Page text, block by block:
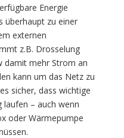
Energie
überhaupt zu einer
externen
z.B. Drosselung
damit mehr Strom an
kann um das Netz zu
sicher, dass wichtige
laufen – auch wenn
oder Wärmepumpe